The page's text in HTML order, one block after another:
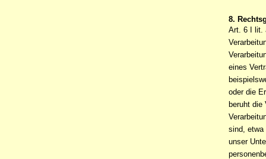
8.
Art. 6 I lit.
eines
oder die
beruht
sind, etwa
unser